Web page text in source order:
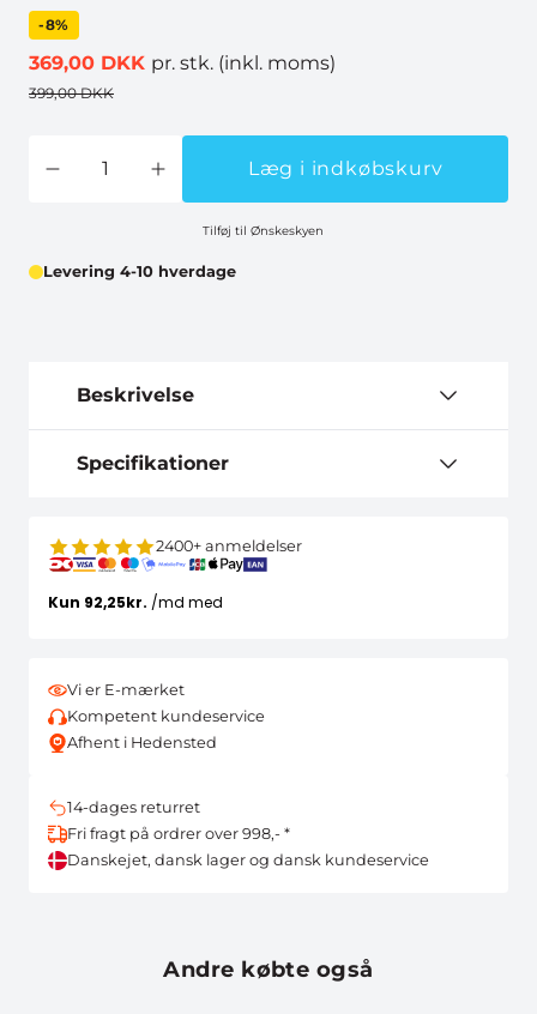
-8%
369,00 DKK pr. stk. (inkl. moms)
399,00 DKK
Læg i indkøbskurv
Tilføj til Ønskeskyen
Levering 4-10 hverdage
Beskrivelse
Specifikationer
2400+ anmeldelser
Vi er E-mærket
Kompetent kundeservice
Afhent i Hedensted
14-dages returret
Fri fragt på ordrer over 998,- *
Danskejet, dansk lager og dansk kundeservice
Andre købte også